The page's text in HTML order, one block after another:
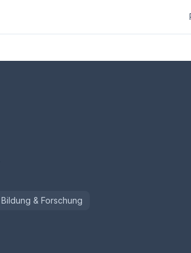
Bildung & Forschung